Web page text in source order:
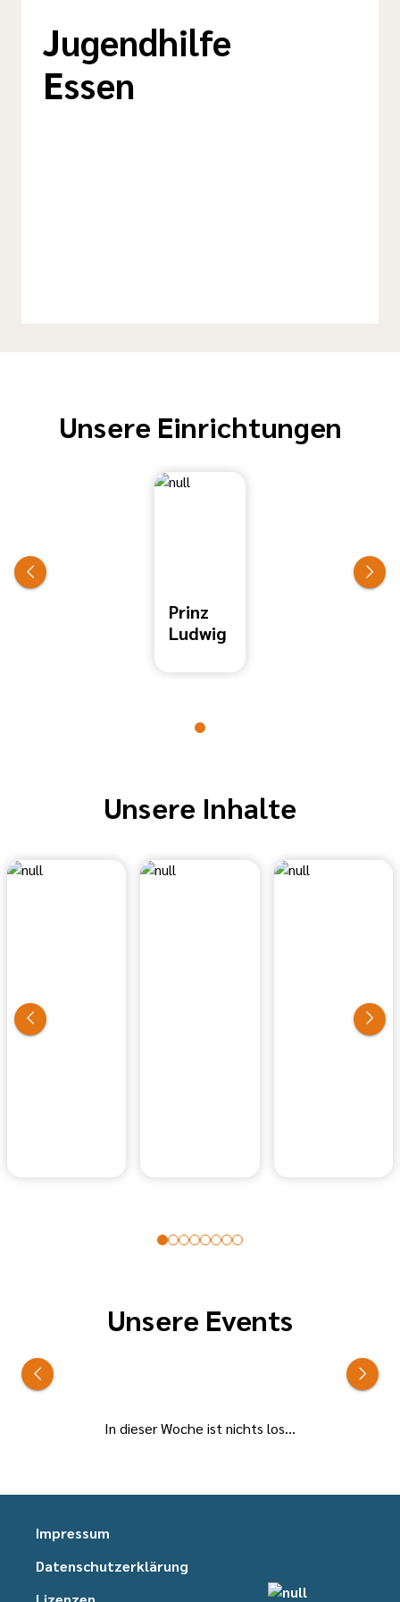
Jugendhilfe
Essen
Unsere Einrichtungen
Prinz
Ludwig
Unsere Inhalte
Unsere Events
In dieser Woche ist nichts los...
Impressum
Datenschutzerklärung